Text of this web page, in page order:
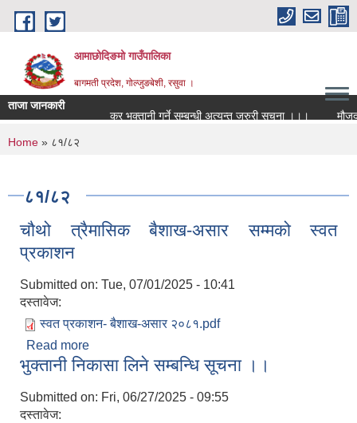
Skip to main content
आमाछोदिङमो गाउँपालिका
बागमती प्रदेश, गोल्जुङबेशी, रसुवा ।
ताजा जानकारी
कर भुक्तानी गर्ने सम्बन्धी अत्यन्त जरुरी सूचना ।।।
मौजुदा
You are here
Home » ८१/८२
८१/८२
चौथो त्रैमासिक बैशाख-असार सम्मको स्वत
प्रकाशन
Submitted on: Tue, 07/01/2025 - 10:41
दस्तावेज:
स्वत प्रकाशन- बैशाख-असार २०८१.pdf
Read more
भुक्तानी निकासा लिने सम्बन्धि सूचना ।।
Submitted on: Fri, 06/27/2025 - 09:55
दस्तावेज: